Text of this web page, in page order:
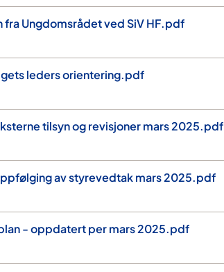
fra Ungdomsrådet ved SiV HF.pdf
leders orientering.pdf
tilsyn og revisjoner mars 2025.pdf
av styrevedtak mars 2025.pdf
- oppdatert per mars 2025.pdf